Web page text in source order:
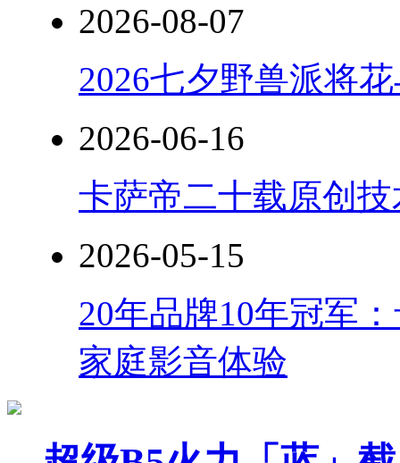
2026-08-07
2026七夕野兽派将
2026-06-16
卡萨帝二十载原创
2026-05-15
20年品牌10年冠军
家庭影音体验